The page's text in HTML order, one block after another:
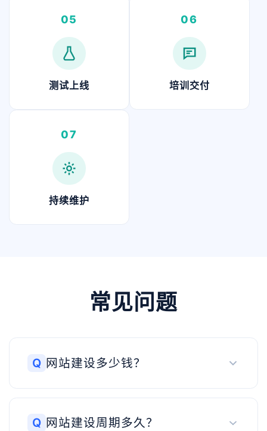
05
测试上线
06
培训交付
07
持续维护
常见问题
Q 网站建设多少钱？
Q 网站建设周期多久？